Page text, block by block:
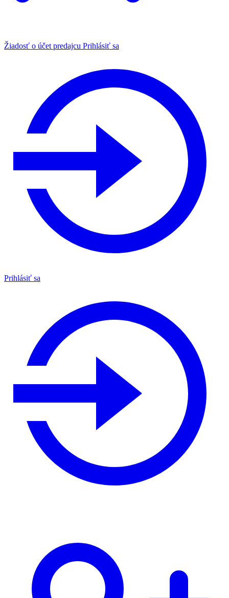
Žiadosť o účet predajcu Prihlásiť sa
Prihlásiť sa